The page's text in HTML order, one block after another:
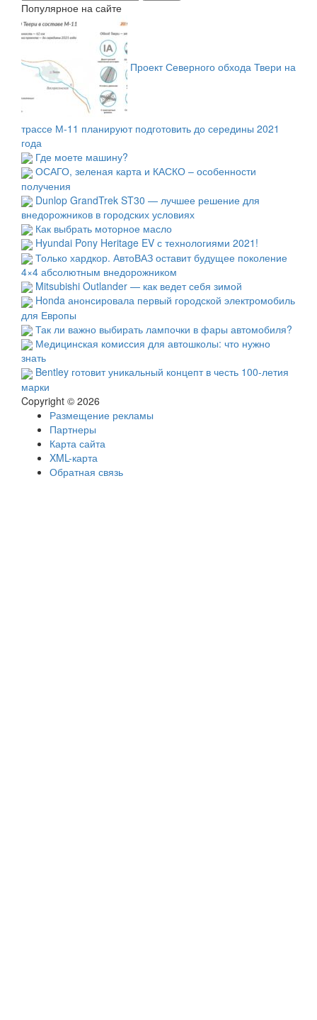
Популярное на сайте
Проект Северного обхода Твери на
трассе М-11 планируют подготовить до середины 2021
года
Где моете машину?
ОСАГО, зеленая карта и КАСКО – особенности
получения
Dunlop GrandTrek ST30 — лучшее решение для
внедорожников в городских условиях
Как выбрать моторное масло
Hyundai Pony Heritage EV с технологиями 2021!
Только хардкор. АвтоВАЗ оставит будущее поколение
4×4 абсолютным внедорожником
Mitsubishi Outlander — как ведет себя зимой
Honda анонсировала первый городской электромобиль
для Европы
Так ли важно выбирать лампочки в фары автомобиля?
Медицинская комиссия для автошколы: что нужно
знать
Bentley готовит уникальный концепт в честь 100-летия
марки
Copyright © 2026
Размещение рекламы
Партнеры
Карта сайта
XML-карта
Обратная связь